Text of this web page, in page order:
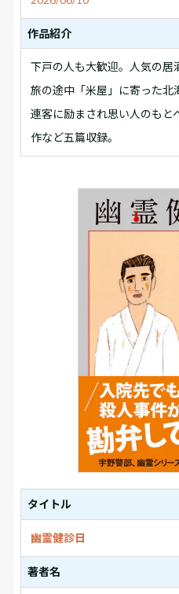
作品紹介
下戸の人も大歓迎。人気の居
旅の途中「米屋」に寄った北
連客に励まされ思い人のも
作など五篇収録。
タイトル
幽霊健診日
著者名